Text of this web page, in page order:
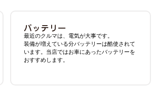
最近のクルマは、電気が大事です。
装備が増えている分バッテリーは酷使されて
います。当店ではお車にあったバッテリーを
おすすめします。